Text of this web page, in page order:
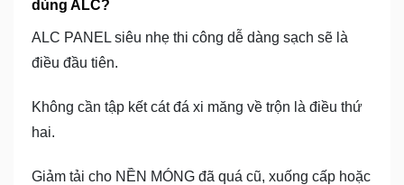
dùng ALC?
ALC PANEL siêu nhẹ thi công dễ dàng sạch sẽ là
điều đầu tiên.
Không cần tập kết cát đá xi măng về trộn là điều thứ
hai.
Giảm tải cho NỀN MÓNG đã quá cũ, xuống cấp hoặc